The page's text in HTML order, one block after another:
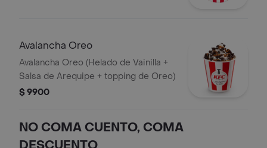
Avalancha Oreo
Avalancha Oreo (Helado de Vainilla +
Salsa de Arequipe + topping de Oreo)
$ 9900
NO COMA CUENTO, COMA